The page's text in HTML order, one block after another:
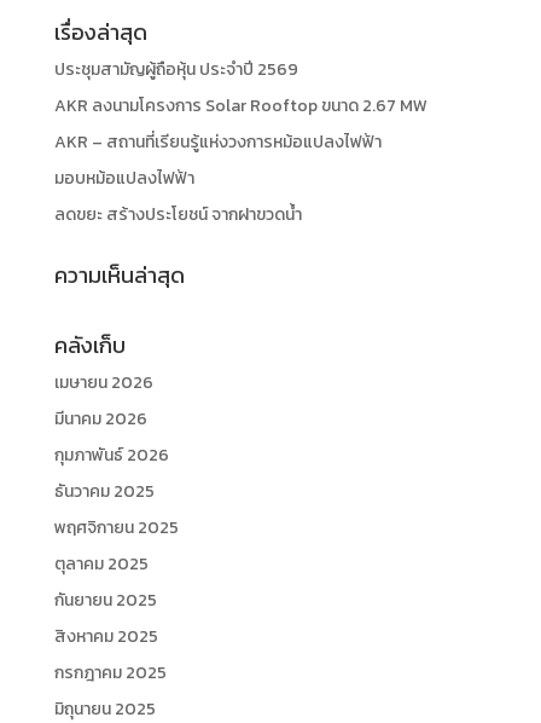
เรื่องล่าสุด
ประชุมสามัญผู้ถือหุ้น ประจำปี 2569
AKR ลงนามโครงการ Solar Rooftop ขนาด 2.67 MW
AKR – สถานที่เรียนรู้แห่งวงการหม้อแปลงไฟฟ้า
มอบหม้อแปลงไฟฟ้า
ลดขยะ สร้างประโยชน์ จากฝาขวดน้ำ
ความเห็นล่าสุด
คลังเก็บ
เมษายน 2026
มีนาคม 2026
กุมภาพันธ์ 2026
ธันวาคม 2025
พฤศจิกายน 2025
ตุลาคม 2025
กันยายน 2025
สิงหาคม 2025
กรกฎาคม 2025
มิถุนายน 2025